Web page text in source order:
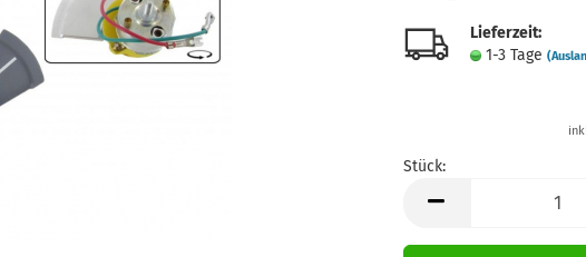
Lieferzeit:
1-3 Tage
Stück:
Stück